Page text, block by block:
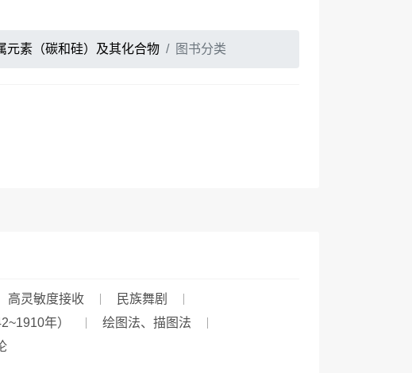
元素（碳和硅）及其化合物 图书分类
高灵敏度接收
民族舞剧
年）
绘图法、描图法